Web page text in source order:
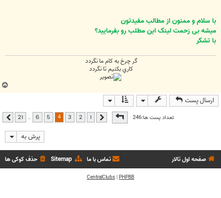
با سلام و ممنون از مطالب مفیدتون
میشه بی زحمت لینک این مطلب رو بفرمایید؟
با تشکر
گر چرخ به كام ما نگردد
كاري بكنيم تا نگردد
ب
ا
ارسال پست
تعداد پست ها:246صفحه از21 قبلی 2
3
4
5
6
…
21 بعدی
پرش به
صفحه اول تالار حذف کوکی ها Sitemap تماس با ما
PHPBB
|
CentralClubs